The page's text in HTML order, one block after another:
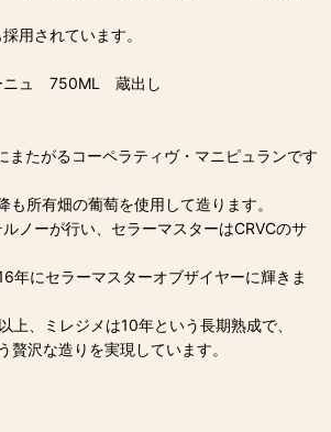
用されています。
ニュ 750ML 蔵出し
またがるコーペラティヴ・マニピュランです
所有畑の葡萄を使用して造ります。
ノーが行い、セラーマスターはCRVCのサ
年にセラーマスターオブザイヤーに輝きま
上、ミレジメは10年という長期熟成で、
贅沢な造りを実現しています。